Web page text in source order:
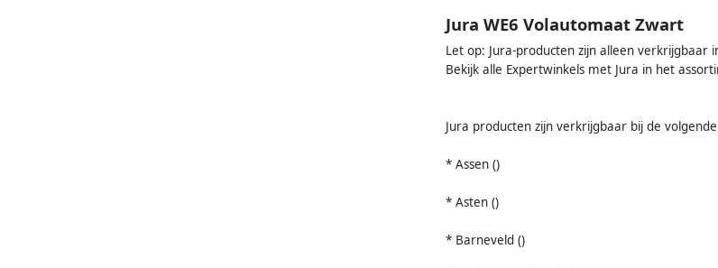
Jura WE6 Volautomaat Zwart
Let op: Jura-producten zijn alleen verkrijgbaar
Bekijk alle Expertwinkels met Jura in het
Jura producten zijn verkrijgbaar bij de
* Assen ()
* Asten ()
* Barneveld ()